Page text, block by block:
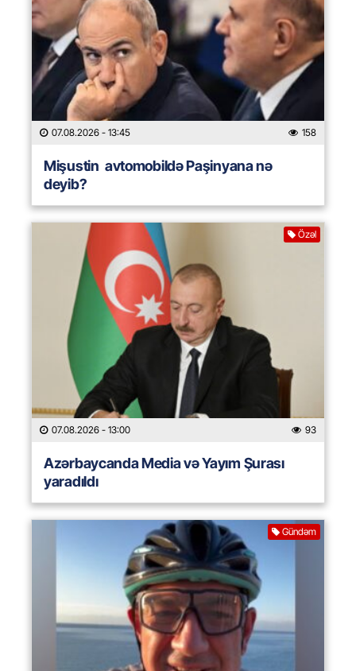
07.08.2026 - 13:45 158
Mişustin avtomobildə Paşinyana nə
deyib?
Özəl
07.08.2026 - 13:00 93
Azərbaycanda Media və Yayım Şurası
yaradıldı
Gündəm